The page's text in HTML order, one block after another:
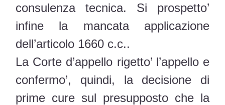
consulenza tecnica. Si prospetto’
infine la mancata applicazione
dell’articolo 1660 c.c..
La Corte d’appello rigetto’ l’appello e
confermo’, quindi, la decisione di
prime cure sul presupposto che la